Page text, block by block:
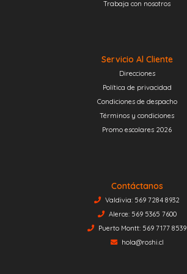
Trabaja con nosotros
Servicio Al Cliente
Direcciones
Política de privacidad
Condiciones de despacho
Términos y condiciones
Promo escolares 2026
Contáctanos
Valdivia: 569 7284 8932
Alerce: 569 5365 7600
Puerto Montt: 569 7177 8539
hola@roshi.cl